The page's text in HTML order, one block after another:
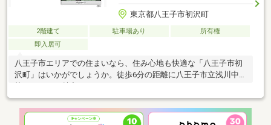
東京都八王子市初沢町
2階建て 駐車場あり
所有権
即入居可
八王子市エリアでの住まいなら、住み心地も快適な「八王子市初
沢町」はいかがでしょうか。徒歩6分の距離に八王子市立浅川中学